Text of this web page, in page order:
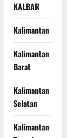
KALBAR
Kalimantan
Kalimantan
Barat
Kalimantan
Selatan
Kalimantan